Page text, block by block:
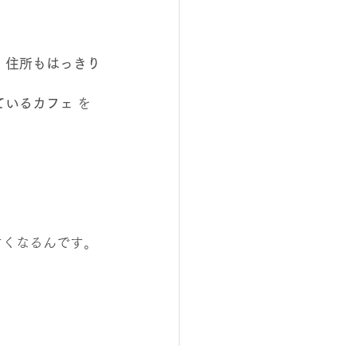
所もはっきり
るカフェ を
なるんです。